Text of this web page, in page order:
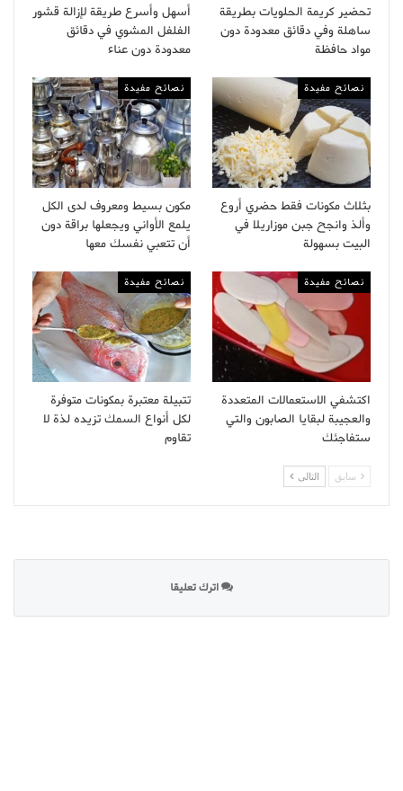
تحضير كريمة الحلويات بطريقة
ساهلة وفي دقائق معدودة دون
مواد حافظة
أسهل وأسرع طريقة لإزالة قشور
الفلفل المشوي في دقائق
معدودة دون عناء
نصائح مفيدة
بثلاث مكونات فقط حضري أروع
وألذ وانجح جبن موزاريلا في
البيت بسهولة
نصائح مفيدة
مكون بسيط ومعروف لدى الكل
يلمع الأواني ويجعلها براقة دون
أن تتعبي نفسك معها
نصائح مفيدة
اكتشفي الاستعمالات المتعددة
والعجيبة لبقايا الصابون والتي
ستفاجئك
نصائح مفيدة
تتبيلة معتبرة بمكونات متوفرة
لكل أنواع السمك تزيده لذة لا
تقاوم
سابق التالى
اترك تعليقا